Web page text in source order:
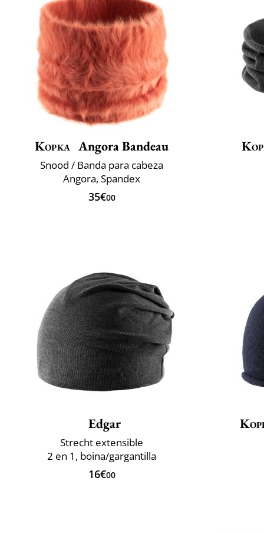
Kopka Angora Bandeau
Snood / Banda para cabeza
Angora, Spandex
35€00
Edgar
Strecht extensible
2 en 1, boina/gargantilla
16€00